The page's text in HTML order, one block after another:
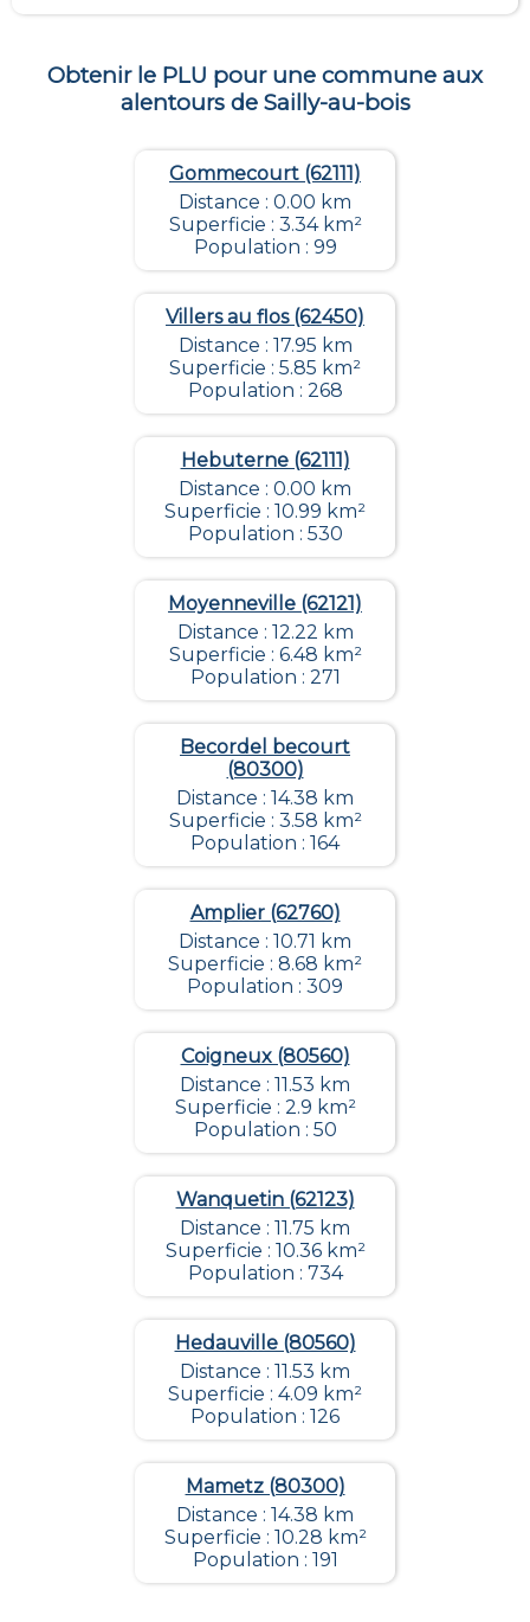
Obtenir le PLU pour une commune aux
alentours de Sailly-au-bois
Gommecourt (62111)
Distance : 0.00 km
Superficie : 3.34 km²
Population : 99
Villers au flos (62450)
Distance : 17.95 km
Superficie : 5.85 km²
Population : 268
Hebuterne (62111)
Distance : 0.00 km
Superficie : 10.99 km²
Population : 530
Moyenneville (62121)
Distance : 12.22 km
Superficie : 6.48 km²
Population : 271
Becordel becourt
(80300)
Distance : 14.38 km
Superficie : 3.58 km²
Population : 164
Amplier (62760)
Distance : 10.71 km
Superficie : 8.68 km²
Population : 309
Coigneux (80560)
Distance : 11.53 km
Superficie : 2.9 km²
Population : 50
Wanquetin (62123)
Distance : 11.75 km
Superficie : 10.36 km²
Population : 734
Hedauville (80560)
Distance : 11.53 km
Superficie : 4.09 km²
Population : 126
Mametz (80300)
Distance : 14.38 km
Superficie : 10.28 km²
Population : 191